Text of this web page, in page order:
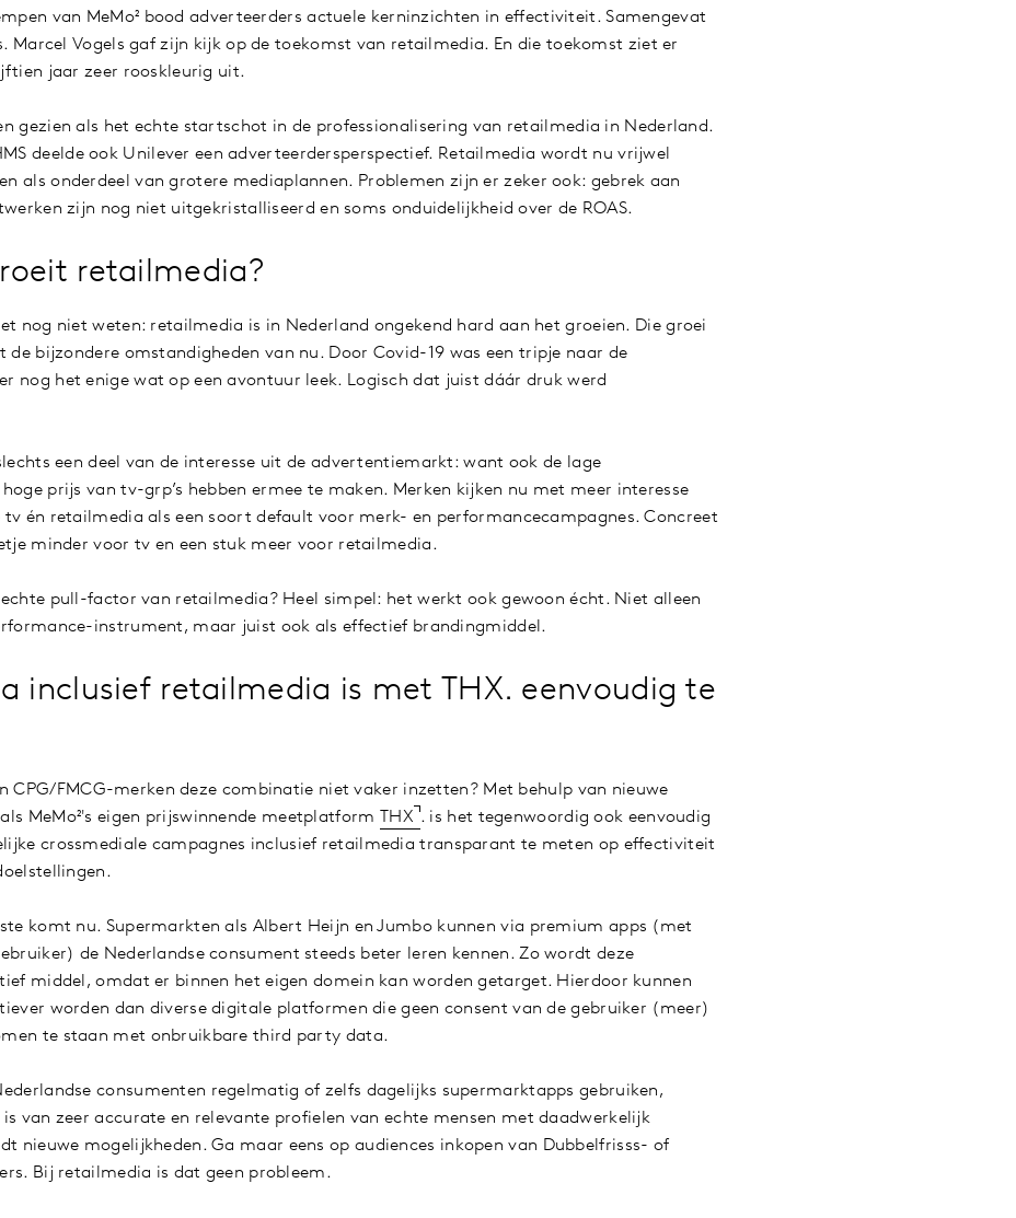
van MeMo² bood adverteerders actuele kerninzichten in effectiviteit. Samengevat
Marcel Vogels gaf zijn kijk op de toekomst van retailmedia. En die toekomst ziet er
jaar zeer rooskleurig uit.
gezien als het echte startschot in de professionalisering van retailmedia in Nederland.
deelde ook Unilever een adverteerdersperspectief. Retailmedia wordt nu vrijwel
als onderdeel van grotere mediaplannen. Problemen zijn er zeker ook: gebrek aan
zijn nog niet uitgekristalliseerd en soms onduidelijkheid over de ROAS.
retailmedia?
nog niet weten: retailmedia is in Nederland ongekend hard aan het groeien. Die groei
de bijzondere omstandigheden van nu. Door Covid-19 was een tripje naar de
nog het enige wat op een avontuur leek. Logisch dat juist dáár druk werd
een deel van de interesse uit de advertentiemarkt: want ook de lage
prijs van tv-grp’s hebben ermee te maken. Merken kijken nu met meer interesse
én retailmedia als een soort default voor merk- en performancecampagnes. Concreet
minder voor tv en een stuk meer voor retailmedia.
pull-factor van retailmedia? Heel simpel: het werkt ook gewoon écht. Niet alleen
instrument, maar juist ook als effectief brandingmiddel.
inclusief retailmedia is met THX. eenvoudig te
CPG/FMCG-merken deze combinatie niet vaker inzetten? Met behulp van nieuwe
MeMo²'s eigen prijswinnende meetplatform
THX . is het tegenwoordig ook eenvoudig
crossmediale campagnes inclusief retailmedia transparant te meten op effectiviteit
komt nu. Supermarkten als Albert Heijn en Jumbo kunnen via premium apps (met
de Nederlandse consument steeds beter leren kennen. Zo wordt deze
middel, omdat er binnen het eigen domein kan worden getarget. Hierdoor kunnen
worden dan diverse digitale platformen die geen consent van de gebruiker (meer)
te staan met onbruikbare third party data.
consumenten regelmatig of zelfs dagelijks supermarktapps gebruiken,
van zeer accurate en relevante profielen van echte mensen met daadwerkelijk
nieuwe mogelijkheden. Ga maar eens op audiences inkopen van Dubbelfrisss- of
Bij retailmedia is dat geen probleem.